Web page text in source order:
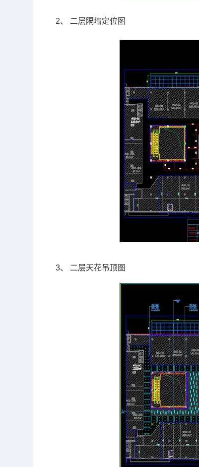
2、 二层隔墙定位图
3、 二层天花吊顶图